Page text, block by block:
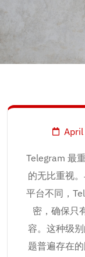
Telegram 最
的无比重视
平台不同，
密，确保只
容。这种级
题普遍存在